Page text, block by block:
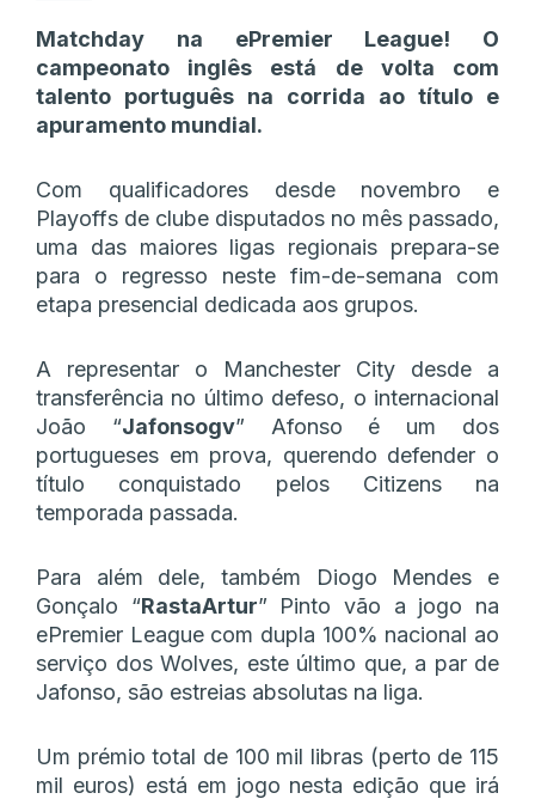
Matchday na ePremier League! O
campeonato inglês está de volta com
talento português na corrida ao título e
apuramento mundial.
Com qualificadores desde novembro e
Playoffs de clube disputados no mês passado,
uma das maiores ligas regionais prepara-se
para o regresso neste fim-de-semana com
etapa presencial dedicada aos grupos.
A representar o Manchester City desde a
transferência no último defeso, o internacional
João “Jafonsogv” Afonso é um dos
portugueses em prova, querendo defender o
título conquistado pelos Citizens na
temporada passada.
Para além dele, também Diogo Mendes e
Gonçalo “RastaArtur” Pinto vão a jogo na
ePremier League com dupla 100% nacional ao
serviço dos Wolves, este último que, a par de
Jafonso, são estreias absolutas na liga.
Um prémio total de 100 mil libras (perto de 115
mil euros) está em jogo nesta edição que irá